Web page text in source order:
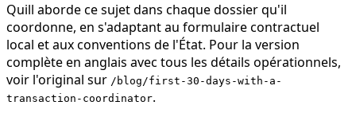
Quill aborde ce sujet dans chaque dossier qu'il
coordonne, en s'adaptant au formulaire contractuel
local et aux conventions de l'État. Pour la version
complète en anglais avec tous les détails opérationnels,
voir l'original sur /blog/first-30-days-with-a-
transaction-coordinator.